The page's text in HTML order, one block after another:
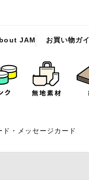
JAM お買い物ガ
ド・メッセージカード